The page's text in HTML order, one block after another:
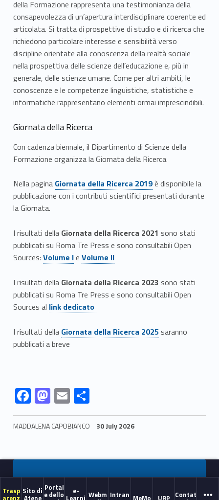
Trasp
arenz
Sito di
Atene
Portal
e dello e-
Learni Webm Intran MeMo URP Contat
della Formazione rappresenta una testimonianza della
consapevolezza di un’apertura interdisciplinare coerente ed
articolata. Si tratta di prospettive di studio e di ricerca che
richiedono particolare interesse e sensibilità verso
discipline orientate alla conoscenza della realtà sociale
nella prospettiva delle scienze dell’educazione e, più in
generale, delle scienze umane. Come per altri ambiti, le
conoscenze e le competenze linguistiche, statistiche e
informatiche rappresentano elementi ormai imprescindibili.
Giornata della Ricerca
Con cadenza biennale, il Dipartimento di Scienze della
Formazione organizza la Giornata della Ricerca.
Nella pagina Link identifier #identifier__86024-1
Giornata della Ricerca 2019è disponibile la
pubblicazione con i contributi scienti­fici presentati durante
la Giornata.
I risultati della Giornata della Ricerca 2021 sono stati
pubblicati su Roma Tre Press e sono consultabili Open
Sources: Link identifier #identifier__19715-2
Volume Ie Link identifier #identifier__95531-3
Volume II
I risultati della Giornata della Ricerca 2023 sono stati
pubblicati su Roma Tre Press e sono consultabili Open
Sources al Link identifier #identifier__85973-4
link dedicato
I risultati della Link identifier #identifier__167069-5
Giornata della Ricerca 2025 saranno
pubblicati a breve
Link identifier #identifier__17232-6 F
ac
e
o
o
k
Link identifier #identifier__72779-7 M
as
to
o
n
Link identifier #identifier__135279-8 E
m
ai
Link identifier #identifier__86942-9 S
h
ar
MADDALENA CAPOBIANCO 30 July 2026